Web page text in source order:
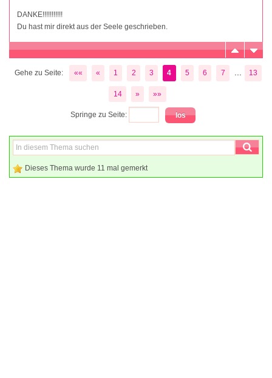
DANKE!!!!!!!!!!!
Du hast mir direkt aus der Seele geschrieben.
Gehe zu Seite: «« « 1 2 3 4 5 6 7 13
14 » »»
Springe zu Seite:
Dieses Thema wurde 11 mal gemerkt